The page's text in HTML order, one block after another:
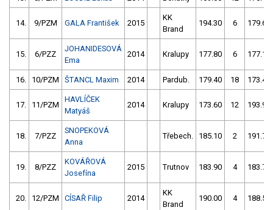
14. 9/PZM GALA František 2015
KK
Brand
194.30 6 179.60
15. 6/PZZ
JOHANIDESOVÁ
Ema
2014 Kralupy 177.80 6 177.10
16. 10/PZM ŠTANCL Maxim 2014 Pardub. 179.40 18 173.40
17. 11/PZM
HAVLÍČEK
Matyáš
2014 Kralupy 173.60 12 193.90
18. 7/PZZ
SNOPEKOVÁ
Anna
Třebech. 185.10 2 191.70
19. 8/PZZ
KOVÁŘOVÁ
Josefína
2015 Trutnov 183.90 4 183.70
20. 12/PZM CÍSAŘ Filip 2014
KK
Brand
190.00 4 188.50